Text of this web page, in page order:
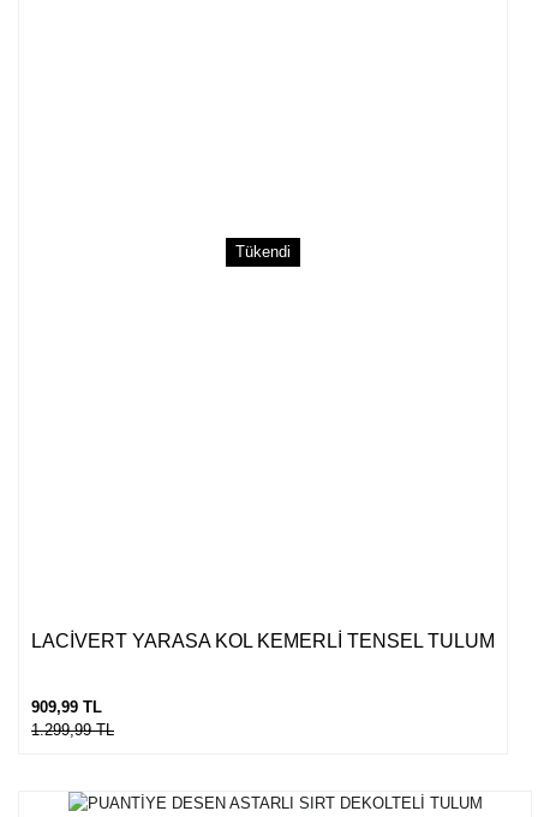
Tükendi
LACİVERT YARASA KOL KEMERLİ TENSEL TULUM
909,99 TL
1.299,99 TL